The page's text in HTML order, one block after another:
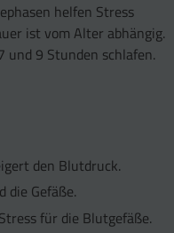
helfen Stress
ist vom Alter abhängig.
und 9 Stunden schlafen.
den Blutdruck.
die Gefäße.
für die Blutgefäße.